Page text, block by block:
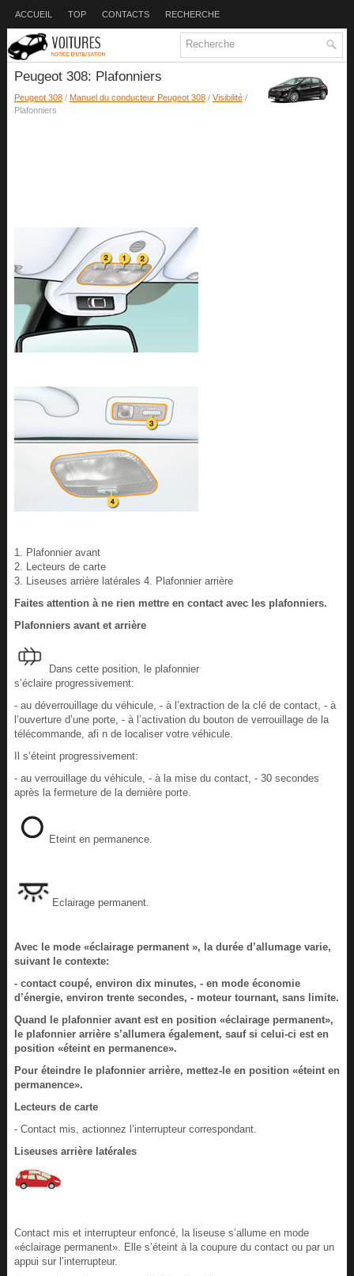
ACCUEIL TOP CONTACTS RECHERCHE
Peugeot 308: Plafonniers
Peugeot 308/ Manuel du conducteur Peugeot 308/ Visibilité/
Plafonniers
1. Plafonnier avant
2. Lecteurs de carte
3. Liseuses arrière latérales 4. Plafonnier arrière
Faites attention à ne rien mettre en contact avec les plafonniers.
Plafonniers avant et arrière
Dans cette position, le plafonnier
s’éclaire progressivement:
- au déverrouillage du véhicule, - à l’extraction de la clé de contact, - à
l’ouverture d’une porte, - à l’activation du bouton de verrouillage de la
télécommande, afi n de localiser votre véhicule.
Il s’éteint progressivement:
- au verrouillage du véhicule, - à la mise du contact, - 30 secondes
après la fermeture de la dernière porte.
Eteint en permanence.
Eclairage permanent.
Avec le mode «éclairage permanent », la durée d’allumage varie,
suivant le contexte:
- contact coupé, environ dix minutes, - en mode économie
d’énergie, environ trente secondes, - moteur tournant, sans limite.
Quand le plafonnier avant est en position «éclairage permanent»,
le plafonnier arrière s’allumera également, sauf si celui-ci est en
position «éteint en permanence».
Pour éteindre le plafonnier arrière, mettez-le en position «éteint en
permanence».
Lecteurs de carte
- Contact mis, actionnez l’interrupteur correspondant.
Liseuses arrière latérales
Contact mis et interrupteur enfoncé, la liseuse s’allume en mode
«éclairage permanent». Elle s’éteint à la coupure du contact ou par un
appui sur l’interrupteur.